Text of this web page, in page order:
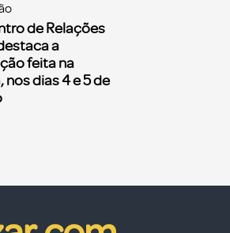
de Relações
a
feita na
nos dias 4 e 5 de